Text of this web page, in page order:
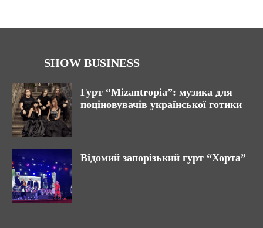
SHOW BUSINESS
Гурт “Mizantropia”: музика для
поціновувачів української готики
Відомий запорізький гурт “Хорта”